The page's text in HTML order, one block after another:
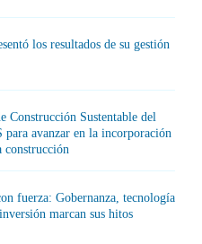
los resultados de su gestión
Construcción Sustentable del
avanzar en la incorporación
construcción
fuerza: Gobernanza, tecnología
marcan sus hitos